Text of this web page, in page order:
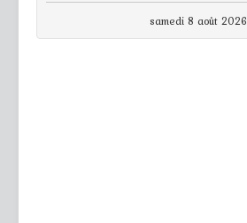
samedi 8 août 2026